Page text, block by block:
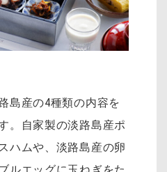
島産の4種類の内容を
。自家製の淡路島産ポ
ハムや、淡路島産の卵